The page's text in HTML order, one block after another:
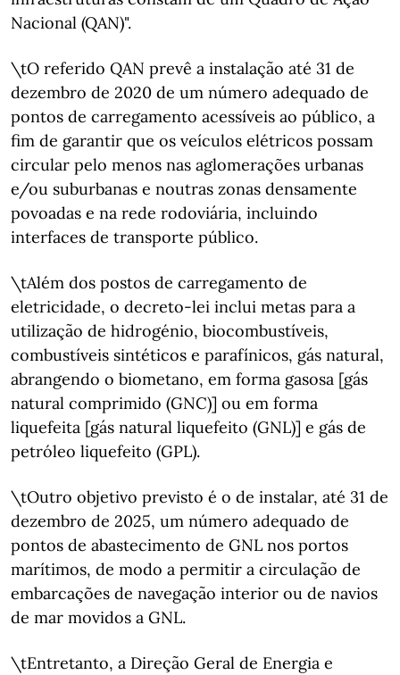
Nacional (QAN)".
\tO referido QAN prevê a instalação até 31 de
dezembro de 2020 de um número adequado de
pontos de carregamento acessíveis ao público, a
fim de garantir que os veículos elétricos possam
circular pelo menos nas aglomerações urbanas
e/ou suburbanas e noutras zonas densamente
povoadas e na rede rodoviária, incluindo
interfaces de transporte público.
\tAlém dos postos de carregamento de
eletricidade, o decreto-lei inclui metas para a
utilização de hidrogénio, biocombustíveis,
combustíveis sintéticos e parafínicos, gás natural,
abrangendo o biometano, em forma gasosa [gás
natural comprimido (GNC)] ou em forma
liquefeita [gás natural liquefeito (GNL)] e gás de
petróleo liquefeito (GPL).
\tOutro objetivo previsto é o de instalar, até 31 de
dezembro de 2025, um número adequado de
pontos de abastecimento de GNL nos portos
marítimos, de modo a permitir a circulação de
embarcações de navegação interior ou de navios
de mar movidos a GNL.
\tEntretanto, a Direção Geral de Energia e